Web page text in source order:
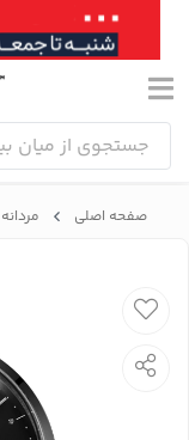
صفحه اصلی مردانه